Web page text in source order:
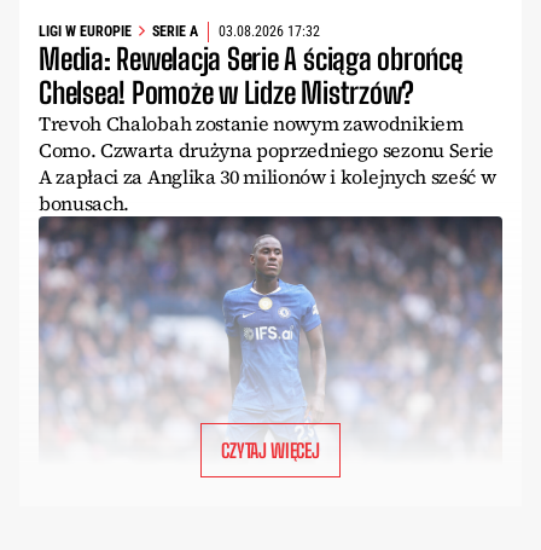
LIGI W EUROPIE SERIE A 03.08.2026 17:32
Media: Rewelacja Serie A ściąga obrońcę
Chelsea! Pomoże w Lidze Mistrzów?
Trevoh Chalobah zostanie nowym zawodnikiem
Como. Czwarta drużyna poprzedniego sezonu Serie
A zapłaci za Anglika 30 milionów i kolejnych sześć w
bonusach.
CZYTAJ WIĘCEJ